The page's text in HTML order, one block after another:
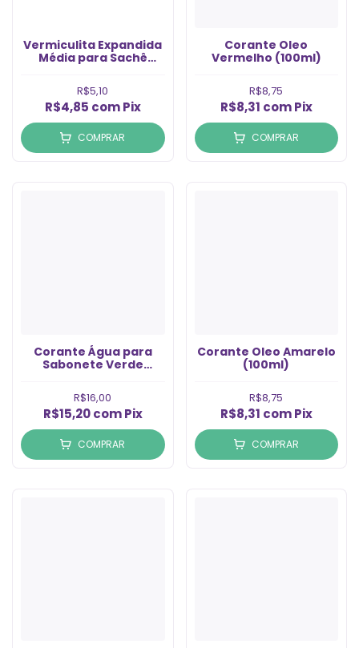
Vermiculita Expandida
Média para Sachê
R$5,10
R$4,85 com Pix
COMPRAR
Corante Oleo
Vermelho (100ml)
R$8,75
R$8,31 com Pix
COMPRAR
Corante Água para
Sabonete Verde
R$16,00
R$15,20com Pix
COMPRAR
Corante Oleo Amarelo
(100ml)
R$8,75
R$8,31 com Pix
COMPRAR